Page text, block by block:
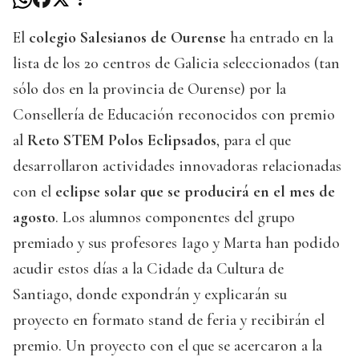
El colegio Salesianos de Ourense ha entrado en la
lista de los 20 centros de Galicia seleccionados (tan
sólo dos en la provincia de Ourense) por la
Consellería de Educación reconocidos con premio
al Reto STEM Polos Eclipsados, para el que
desarrollaron actividades innovadoras relacionadas
con el eclipse solar que se producirá en el mes de
agosto. Los alumnos componentes del grupo
premiado y sus profesores Iago y Marta han podido
acudir estos días a la Cidade da Cultura de
Santiago, donde expondrán y explicarán su
proyecto en formato stand de feria y recibirán el
premio. Un proyecto con el que se acercaron a la